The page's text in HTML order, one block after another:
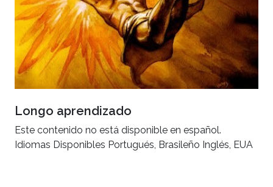
Longo aprendizado
Este contenido no está disponible en español.
Idiomas Disponibles Portugués, Brasileño Inglés, EUA